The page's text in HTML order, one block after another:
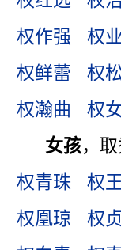
权作强
权
权鲜蕾
权
权瀚曲
权
女孩，
权青珠
权
权凰琼
权